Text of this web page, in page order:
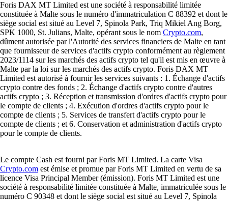
Foris DAX MT Limited est une société à responsabilité limitée
constituée à Malte sous le numéro d'immatriculation C 88392 et dont le
siège social est situé au Level 7, Spinola Park, Triq Mikiel Ang Borg,
SPK 1000, St. Julians, Malte, opérant sous le nom Crypto.com,
dûment autorisée par l'Autorité des services financiers de Malte en tant
que fournisseur de services d'actifs crypto conformément au règlement
2023/1114 sur les marchés des actifs crypto tel qu'il est mis en œuvre à
Malte par la loi sur les marchés des actifs crypto. Foris DAX MT
Limited est autorisé à fournir les services suivants : 1. Échange d'actifs
crypto contre des fonds ; 2. Échange d'actifs crypto contre d'autres
actifs crypto ; 3. Réception et transmission d'ordres d'actifs crypto pour
le compte de clients ; 4. Exécution d'ordres d'actifs crypto pour le
compte de clients ; 5. Services de transfert d'actifs crypto pour le
compte de clients ; et 6. Conservation et administration d'actifs crypto
pour le compte de clients.
Le compte Cash est fourni par Foris MT Limited. La carte Visa
Crypto.com est émise et promue par Foris MT Limited en vertu de sa
licence Visa Principal Member (émission). Foris MT Limited est une
société à responsabilité limitée constituée à Malte, immatriculée sous le
numéro C 90348 et dont le siège social est situé au Level 7, Spinola